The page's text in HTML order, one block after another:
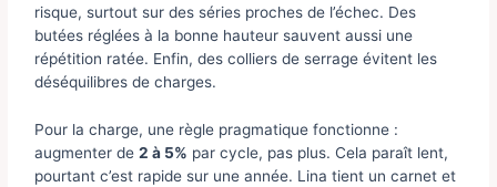
risque, surtout sur des séries proches de l’échec. Des
butées réglées à la bonne hauteur sauvent aussi une
répétition ratée. Enfin, des colliers de serrage évitent les
déséquilibres de charges.
Pour la charge, une règle pragmatique fonctionne :
augmenter de2 à 5% par cycle, pas plus. Cela paraît lent,
pourtant c’est rapide sur une année. Lina tient un carnet et